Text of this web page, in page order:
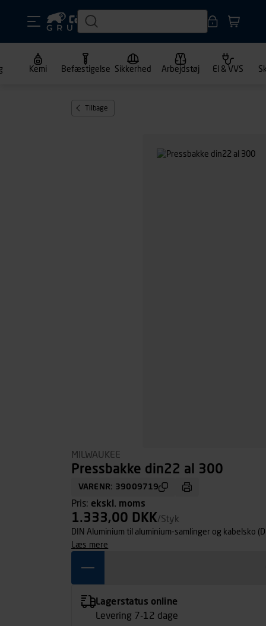
Kemi Befæstigelse Sikkerhed Arbejdstøj El & VVS
Tilbage
MILWAUKEE
Pressbakke din22 al 300
VARENR: 39009719
Pris: ekskl. moms
1.333,00 DKK/Styk
DIN Aluminium til aluminium-samlinger og kabelsko
læs mere
Lagerstatus online
Levering 7-12 dage